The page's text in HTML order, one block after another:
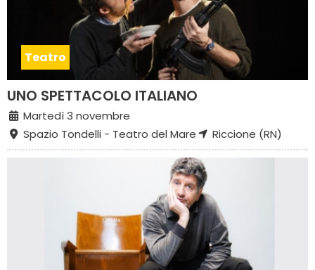
Teatro
UNO SPETTACOLO ITALIANO
Martedì 3 novembre
Spazio Tondelli - Teatro del Mare
Riccione (RN)